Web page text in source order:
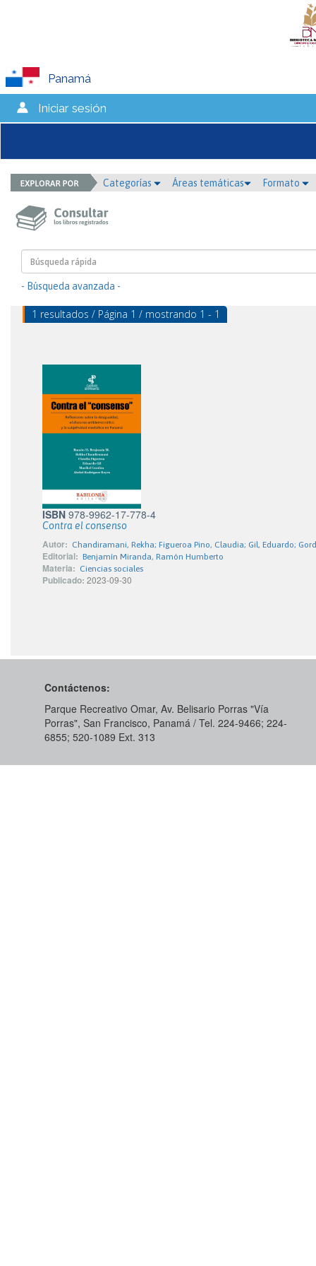
Panamá
Iniciar sesión
Categorías Áreas temáticas Formato
- Búsqueda avanzada -
1 resultados / Página 1 / mostrando 1 - 1
ISBN 978-9962-17-778-4
Contra el consenso
Autor: Chandiramani, Rekha; Figueroa Pino, Claudia; Gil, Eduardo;
Editorial: Benjamín Miranda, Ramón Humberto
Materia: Ciencias sociales
Publicado: 2023-09-30
Contáctenos:
Parque Recreativo Omar, Av. Belisario Porras "Vía
Porras", San Francisco, Panamá / Tel. 224-9466; 224-
6855; 520-1089​ Ext. 313